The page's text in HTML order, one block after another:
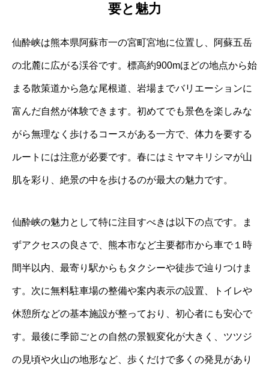
要と魅力
仙酔峡は熊本県阿蘇市一の宮町宮地に位置し、阿蘇五岳
の北麓に広がる渓谷です。標高約900mほどの地点から始
まる散策道から急な尾根道、岩場までバリエーションに
富んだ自然が体験できます。初めてでも景色を楽しみな
がら無理なく歩けるコースがある一方で、体力を要する
ルートには注意が必要です。春にはミヤマキリシマが山
肌を彩り、絶景の中を歩けるのが最大の魅力です。
仙酔峡の魅力として特に注目すべきは以下の点です。ま
ずアクセスの良さで、熊本市など主要都市から車で１時
間半以内、最寄り駅からもタクシーや徒歩で辿りつけま
す。次に無料駐車場の整備や案内表示の設置、トイレや
休憩所などの基本施設が整っており、初心者にも安心で
す。最後に季節ごとの自然の景観変化が大きく、ツツジ
の見頃や火山の地形など、歩くだけで多くの発見があり